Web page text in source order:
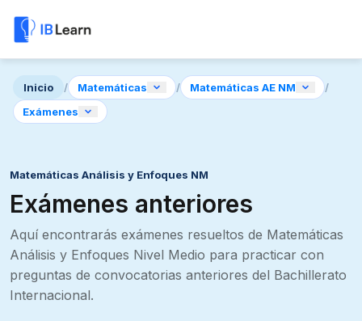
Inicio / Matemáticas / Matemáticas AE NM
/
Exámenes
Matemáticas Análisis y Enfoques NM
Exámenes anteriores
Aquí encontrarás exámenes resueltos de Matemáticas
Análisis y Enfoques Nivel Medio para practicar con
preguntas de convocatorias anteriores del Bachillerato
Internacional.